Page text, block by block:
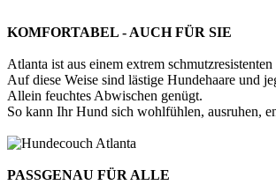
KOMFORTABEL - AUCH FÜR SIE
Atlanta ist aus einem extrem
Auf diese Weise sind lästige Hundehaare und
Allein feuchtes Abwischen genügt.
So kann Ihr Hund sich wohlfühlen, ausruhen,
PASSGENAU FÜR ALLE